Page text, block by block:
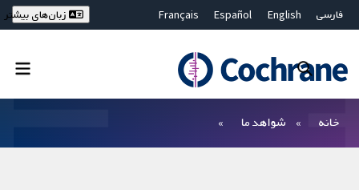
فارسی English
Español
Français
Bahasa Malaysia
ไทย
繁體中文
زبان‌های بیشتر
خانه شواهد ما